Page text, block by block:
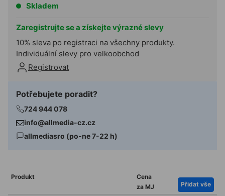
Skladem
Zaregistrujte se a získejte výrazné slevy
10% sleva po registraci na všechny produkty.
Individuální slevy pro velkoobchod
Registrovat
Potřebujete poradit?
724 944 078
info@allmedia-cz.cz
allmediasro (po-ne 7-22 h)
Produkt
Cena
za MJ
Přidat vše